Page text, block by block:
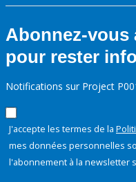
Abonnez-vous
pour rester
Notifications sur Project
J'accepte les termes de la
mes données personnelles
l'abonnement à la newsletter